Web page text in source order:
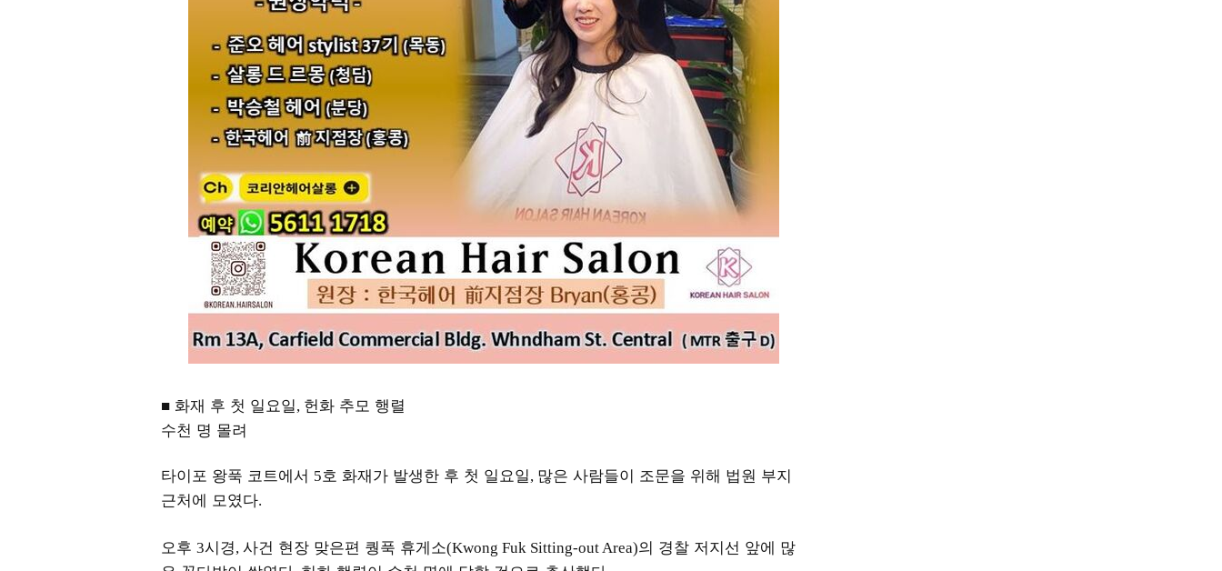
■ 화재 후 첫 일요일, 헌화 추모 행렬
수천 명 몰려
타이포 왕푹 코트에서 5호 화재가 발생한 후 첫 일요일, 많은 사람들이 조문을 위해 법원 부지
근처에 모였다.
오후 3시경, 사건 현장 맞은편 퀑푹 휴게소(Kwong Fuk Sitting-out Area)의 경찰 저지선 앞에 많